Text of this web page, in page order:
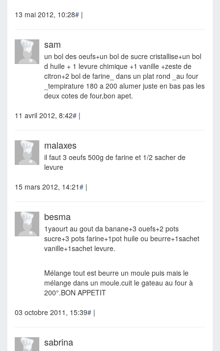
13 mai 2012, 10:28# |
sam
un bol des oeufs+un bol de sucre cristallise+un bol
d huile + 1 levure chimique +1 vanille +zeste de
citron+2 bol de farine_ dans un plat rond _au four
_tempirature 180 a 200 alumer juste en bas pas les
deux cotes de four,bon apet.
11 avril 2012, 8:42# |
malaxes
il faut 3 oeufs 500g de farine et 1/2 sacher de
levure
15 mars 2012, 14:21# |
besma
1yaourt au gout da banane+3 ouefs+2 pots
sucre+3 pots farine+1pot huile ou beurre+1sachet
vanille+1sachet levure.
Mélange tout est beurre un moule puis mais le
mélange dans un moule.cuit le gateau au four à
200°.BON APPETIT
03 octobre 2011, 15:39# |
sabrina